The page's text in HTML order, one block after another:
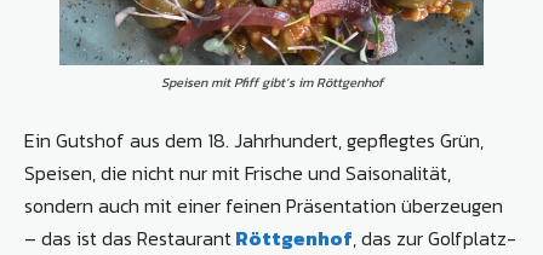
Speisen mit Pfiff gibt’s im Röttgenhof
Ein Gutshof aus dem 18. Jahrhundert, gepflegtes Grün,
Speisen, die nicht nur mit Frische und Saisonalität,
sondern auch mit einer feinen Präsentation überzeugen
– das ist das RestaurantRöttgenhof, das zur Golfplatz-